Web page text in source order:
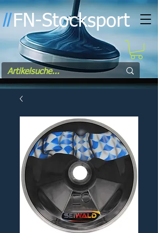
ll FN-Stocksport